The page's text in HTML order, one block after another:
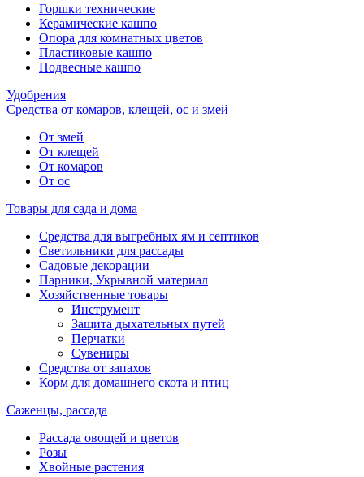
Горшки технические
Керамические кашпо
Опора для комнатных цветов
Пластиковые кашпо
Подвесные кашпо
Удобрения
Средства от комаров, клещей, ос и змей
От змей
От клещей
От комаров
От ос
Товары для сада и дома
Средства для выгребных ям и септиков
Светильники для рассады
Садовые декорации
Парники, Укрывной материал
Хозяйственные товары
Инструмент
Защита дыхательных путей
Перчатки
Сувениры
Средства от запахов
Корм для домашнего скота и птиц
Саженцы, рассада
Рассада овощей и цветов
Розы
Хвойные растения